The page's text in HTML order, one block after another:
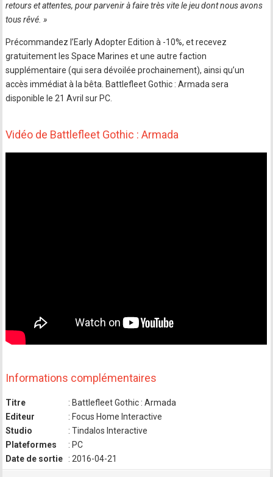
retours et attentes, pour parvenir à faire très vite le jeu dont nous avons
tous rêvé. »
Précommandez l’Early Adopter Edition à -10%, et recevez
gratuitement les Space Marines et une autre faction
supplémentaire (qui sera dévoilée prochainement), ainsi qu’un
accès immédiat à la bêta. Battlefleet Gothic : Armada sera
disponible le 21 Avril sur PC.
Vidéo de Battlefleet Gothic : Armada
Informations complémentaires
Titre
: Battlefleet Gothic : Armada
Editeur
: Focus Home Interactive
Studio
: Tindalos Interactive
Plateformes
: PC
Date de sortie
: 2016-04-21